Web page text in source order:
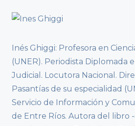
Inés Ghiggi: Profesora en
(UNER). Periodista Diplomada
Judicial. Locutora Nacional.
Pasantías de su especialidad
Servicio de Información y
de Entre Ríos. Autora del libro